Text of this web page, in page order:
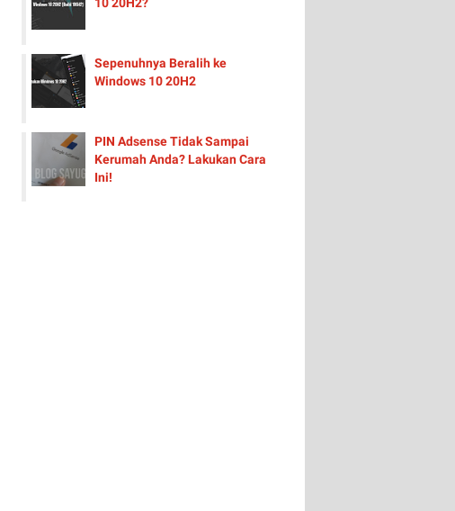
10 20H2?
Sepenuhnya Beralih ke
Windows 10 20H2
PIN Adsense Tidak Sampai
Kerumah Anda? Lakukan Cara
Ini!